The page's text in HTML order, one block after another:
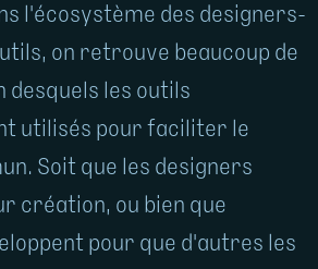
l'écosystème des designers-
on retrouve beaucoup de
desquels les outils
utilisés pour faciliter le
Soit que les designers
création, ou bien que
pour que d'autres les